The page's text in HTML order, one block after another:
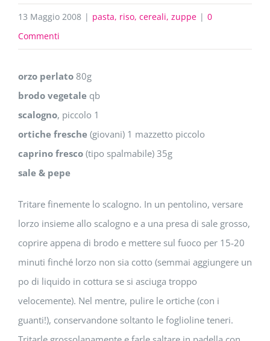
13 Maggio 2008 | pasta, riso, cereali, zuppe | 0
Commenti
orzo perlato 80g
brodo vegetale qb
scalogno, piccolo 1
ortiche fresche (giovani) 1 mazzetto piccolo
caprino fresco (tipo spalmabile) 35g
sale & pepe
Tritare finemente lo scalogno. In un pentolino, versare
lorzo insieme allo scalogno e a una presa di sale grosso,
coprire appena di brodo e mettere sul fuoco per 15-20
minuti finché lorzo non sia cotto (semmai aggiungere un
po di liquido in cottura se si asciuga troppo
velocemente). Nel mentre, pulire le ortiche (con i
guanti!), conservandone soltanto le foglioline teneri.